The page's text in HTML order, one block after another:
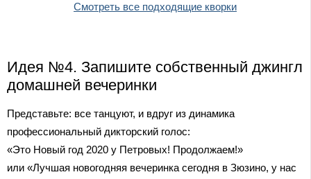
Смотреть все подходящие кворки
Идея №4. Запишите собственный джингл
домашней вечеринки
Представьте: все танцуют, и вдруг из динамика
профессиональный дикторский голос:
«Это Новый год 2020 у Петровых! Продолжаем!»
или «Лучшая новогодняя вечеринка сегодня в Зюзино, у нас